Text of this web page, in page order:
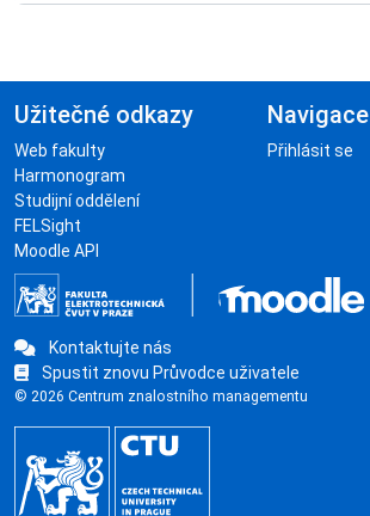
Kontaktujte nás
Spustit znovu Průvodce uživatele
© 2026 Centrum znalostního managementu
Užitečné odkazy
Web fakulty
Harmonogram
Studijní oddělení
FELSight
Moodle API
Navigace
Přihlásit se